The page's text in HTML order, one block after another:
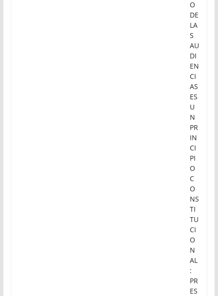
O
DE
LA
S
AU
DI
EN
CI
AS
ES
U
N
PR
IN
CI
PI
O
C
O
NS
TI
TU
CI
O
N
AL
:
PR
ES